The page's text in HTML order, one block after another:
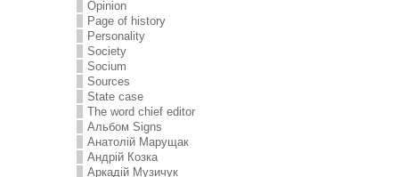
Opinion
Page of history
Personality
Society
Socium
Sources
State case
The word chief editor
Альбом Signs
Анатолій Марущак
Андрій Козка
Аркадій Музичук